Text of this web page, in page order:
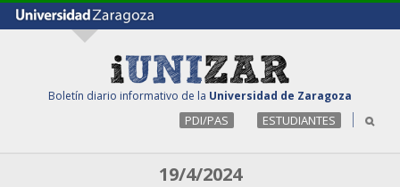
Boletín diario informativo de la Universidad de Zaragoza
PDI/PAS ESTUDIANTES
19/4/2024